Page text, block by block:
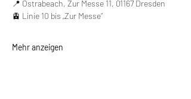
📍 Ostrabeach, Zur Messe 11, 01167 Dresden
🚊 Linie 10 bis „Zur Messe“
Mehr anzeigen